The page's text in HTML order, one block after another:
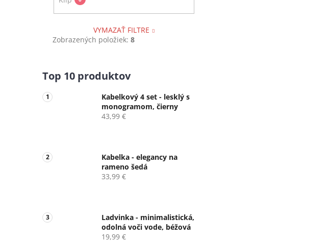
VYMAZAŤ FILTRE
Zobrazených položiek: 8
Top 10 produktov
Kabelkový 4 set - lesklý s
monogramom, čierny
43,99 €
Kabelka - elegancy na
rameno šedá
33,99 €
Ladvinka - minimalistická,
odolná voči vode, béžová
19,99 €